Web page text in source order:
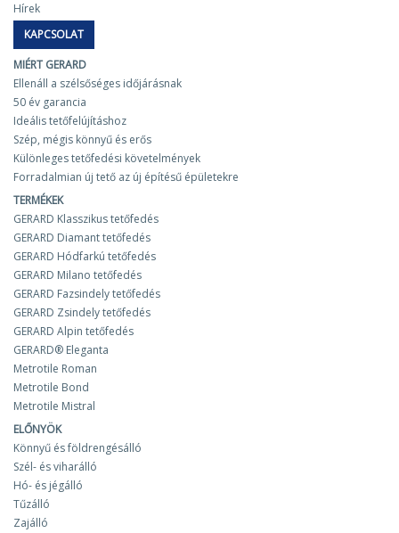
Hírek
KAPCSOLAT
MIÉRT GERARD
Ellenáll a szélsőséges időjárásnak
50 év garancia
Ideális tetőfelújításhoz
Szép, mégis könnyű és erős
Különleges tetőfedési követelmények
Forradalmian új tető az új építésű épületekre
TERMÉKEK
GERARD Klasszikus tetőfedés
GERARD Diamant tetőfedés
GERARD Hódfarkú tetőfedés
GERARD Milano tetőfedés
GERARD Fazsindely tetőfedés
GERARD Zsindely tetőfedés
GERARD Alpin tetőfedés
GERARD® Eleganta
Metrotile Roman
Metrotile Bond
Metrotile Mistral
ELŐNYÖK
Könnyű és földrengésálló
Szél- és viharálló
Hó- és jégálló
Tűzálló
Zajálló